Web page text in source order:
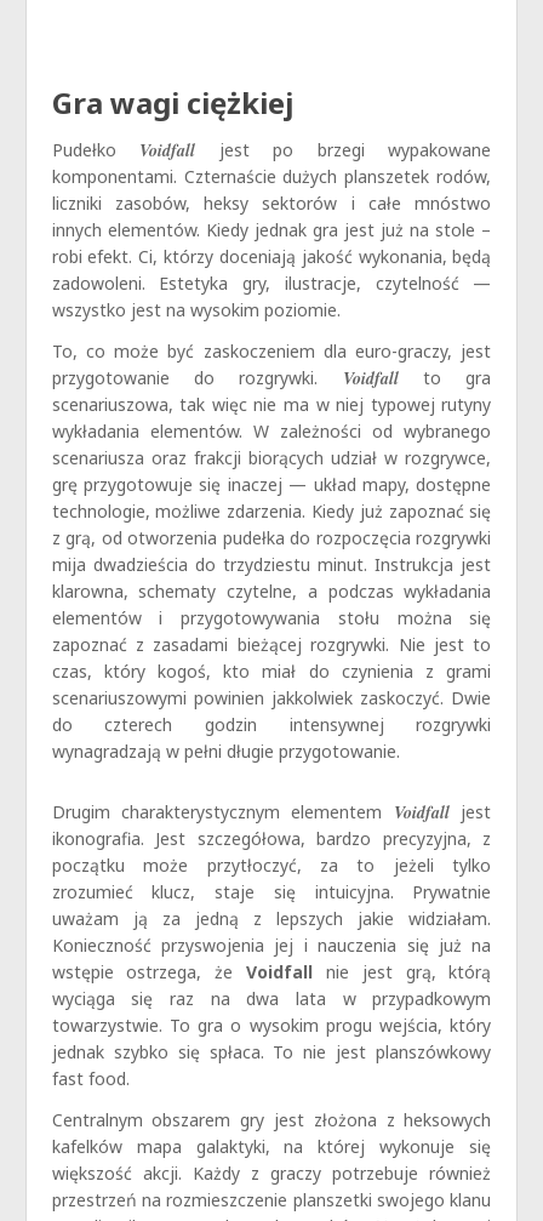
Gra wagi ciężkiej
Pudełko Voidfall
jest po brzegi wypakowane
komponentami. Czternaście dużych planszetek rodów,
liczniki zasobów, heksy sektorów i całe mnóstwo
innych elementów. Kiedy jednak gra jest już na stole –
robi efekt. Ci, którzy doceniają jakość wykonania, będą
zadowoleni. Estetyka gry, ilustracje, czytelność —
wszystko jest na wysokim poziomie.
To, co może być zaskoczeniem dla euro-graczy, jest
przygotowanie do rozgrywki. Voidfall
to gra
scenariuszowa, tak więc nie ma w niej typowej rutyny
wykładania elementów. W zależności od wybranego
scenariusza oraz frakcji biorących udział w rozgrywce,
grę przygotowuje się inaczej — układ mapy, dostępne
technologie, możliwe zdarzenia. Kiedy już zapoznać się
z grą, od otworzenia pudełka do rozpoczęcia rozgrywki
mija dwadzieścia do trzydziestu minut. Instrukcja jest
klarowna, schematy czytelne, a podczas wykładania
elementów i przygotowywania stołu można się
zapoznać z zasadami bieżącej rozgrywki. Nie jest to
czas, który kogoś, kto miał do czynienia z grami
scenariuszowymi powinien jakkolwiek zaskoczyć. Dwie
do czterech godzin intensywnej rozgrywki
wynagradzają w pełni długie przygotowanie.
Drugim charakterystycznym elementem Voidfall jest
ikonografia. Jest szczegółowa, bardzo precyzyjna, z
początku może przytłoczyć, za to jeżeli tylko
zrozumieć klucz, staje się intuicyjna. Prywatnie
uważam ją za jedną z lepszych jakie widziałam.
Konieczność przyswojenia jej i nauczenia się już na
wstępie ostrzega, żeVoidfall nie jest grą, którą
wyciąga się raz na dwa lata w przypadkowym
towarzystwie. To gra o wysokim progu wejścia, który
jednak szybko się spłaca. To nie jest planszówkowy
fast food.
Centralnym obszarem gry jest złożona z heksowych
kafelków mapa galaktyki, na której wykonuje się
większość akcji. Każdy z graczy potrzebuje również
przestrzeń na rozmieszczenie planszetki swojego klanu